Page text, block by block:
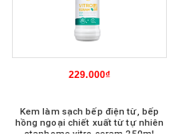
229.000₫
Kem làm sạch bếp điện từ, bếp
hồng ngoại chiết xuất từ tự nhiên
stanhome vitro ceram 250ml